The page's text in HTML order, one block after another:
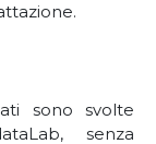
sono svolte
senza